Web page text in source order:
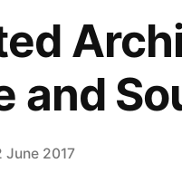
and
June 2017